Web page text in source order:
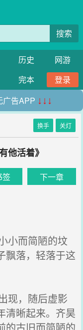
搜索
历史
网游
完本
登录
广告APP ↓↓↓
换手 关灯
他活着》
签 下一章
小而简陋的坟
飘落，轻落于这
现，随后虚影
清晰起来。齐昊